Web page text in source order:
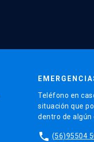
Teléfono en
situación que
dentro de algún
phone (56)95504